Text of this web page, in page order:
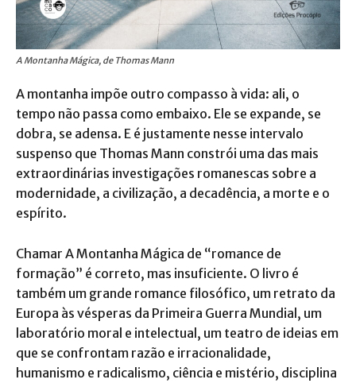
A Montanha Mágica, de Thomas Mann
A montanha impõe outro compasso à vida: ali, o
tempo não passa como embaixo. Ele se expande, se
dobra, se adensa. E é justamente nesse intervalo
suspenso que Thomas Mann constrói uma das mais
extraordinárias investigações romanescas sobre a
modernidade, a civilização, a decadência, a morte e o
espírito.
Chamar A Montanha Mágica de “romance de
formação” é correto, mas insuficiente. O livro é
também um grande romance filosófico, um retrato da
Europa às vésperas da Primeira Guerra Mundial, um
laboratório moral e intelectual, um teatro de ideias em
que se confrontam razão e irracionalidade,
humanismo e radicalismo, ciência e mistério, disciplina